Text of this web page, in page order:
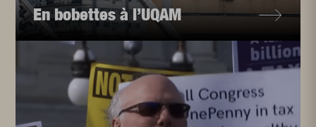
En bobettes à l’UQAM